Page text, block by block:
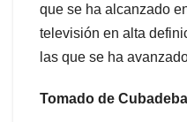
que se ha alcanzado
televisión en alta
las que se ha
Tomado de